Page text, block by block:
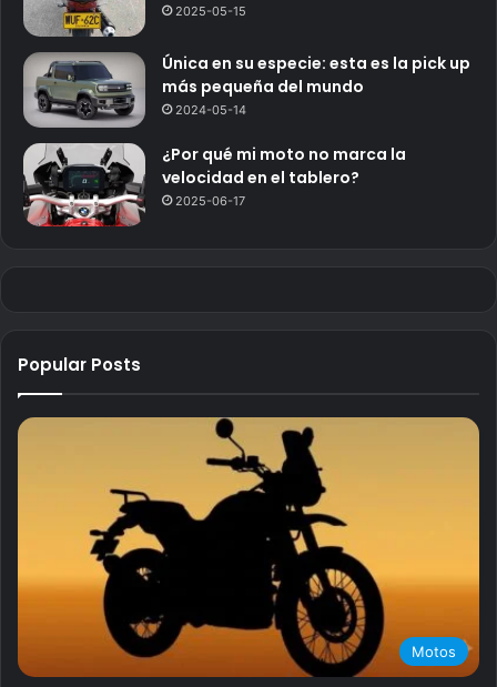
2025-05-15
Única en su especie: esta es la pick up
más pequeña del mundo
2024-05-14
¿Por qué mi moto no marca la
velocidad en el tablero?
2025-06-17
Popular Posts
Motos